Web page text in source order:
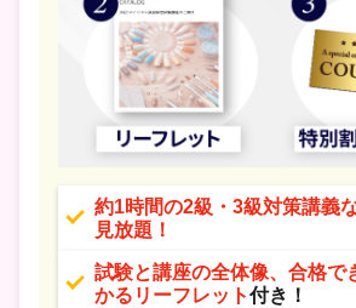
約1時間の2級・3級対策講義
見放題！
試験と講座の全体像、合格で
かるリーフレット付き！